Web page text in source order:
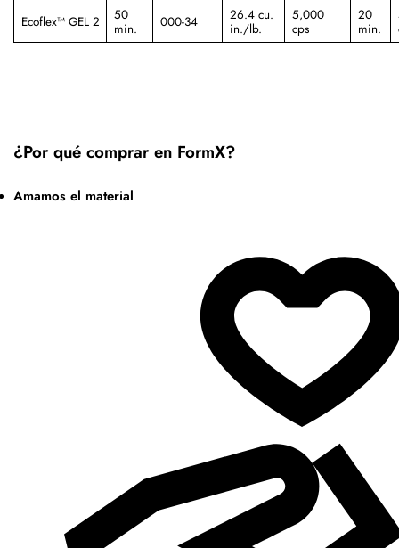
Ecoflex™ GEL 2
50
min.
000-34
26.4 cu.
in./lb.
5,000
cps
20
min.
¿Por qué comprar en FormX?
Amamos el material